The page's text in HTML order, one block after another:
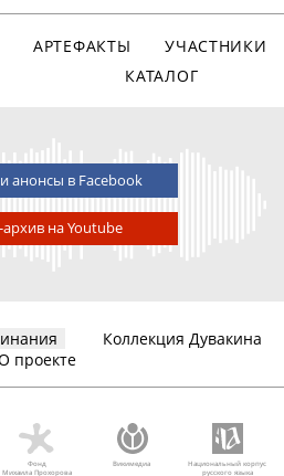
АРТЕФАКТЫ
УЧАСТНИКИ
КАТАЛОГ
анонсы в Facebook
на Youtube
Коллекция Дувакина
проекте
Фонд
Михаила Прохорова
Викимедиа
Национальный корпус
русского языка